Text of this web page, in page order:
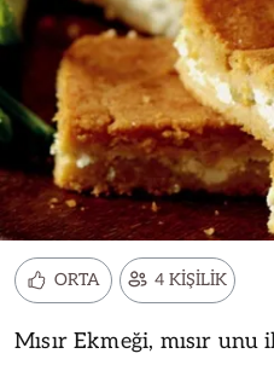
ORTA 4 KİŞİLİK
Mısır Ekmeği, mısır